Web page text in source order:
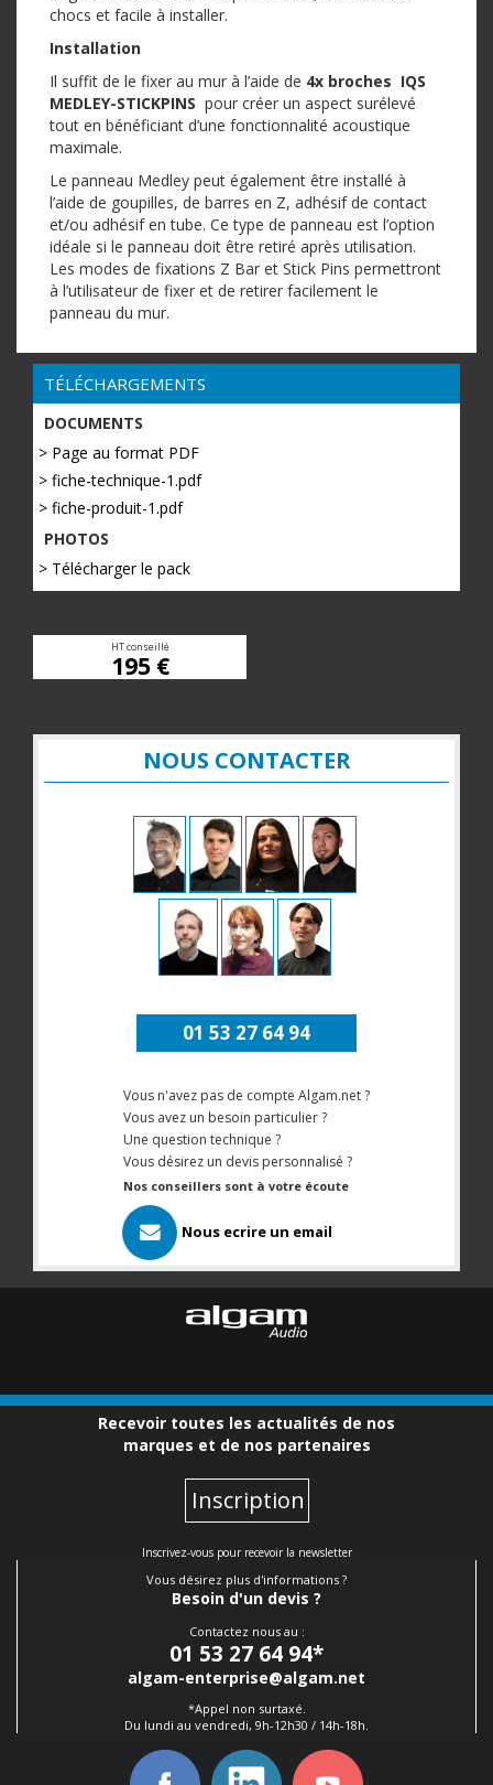
chocs et facile à installer.
Installation
Il suffit de le fixer au mur à l’aide de 4x broches IQS
MEDLEY-STICKPINS pour créer un aspect surélevé
tout en bénéficiant d’une fonctionnalité acoustique
maximale.
Le panneau Medley peut également être installé à
l’aide de goupilles, de barres en Z, adhésif de contact
et/ou adhésif en tube. Ce type de panneau est l’option
idéale si le panneau doit être retiré après utilisation.
Les modes de fixations Z Bar et Stick Pins permettront
à l’utilisateur de fixer et de retirer facilement le
panneau du mur.
TÉLÉCHARGEMENTS
DOCUMENTS
> Page au format PDF
> fiche-technique-1.pdf
> fiche-produit-1.pdf
PHOTOS
> Télécharger le pack
HT conseillé
195 €
NOUS CONTACTER
01 53 27 64 94
Vous n'avez pas de compte Algam.net ?
Vous avez un besoin particulier ?
Une question technique ?
Vous désirez un devis personnalisé ?
Nos conseillers sont à votre écoute
Nous ecrire un email
Recevoir toutes les actualités de nos
marques et de nos partenaires
Inscription
Inscrivez-vous pour recevoir la newsletter
Vous désirez plus d'informations ?
Besoin d'un devis ?
Contactez nous au :
01 53 27 64 94*
algam-enterprise@algam.net
*Appel non surtaxé.
Du lundi au vendredi, 9h-12h30 / 14h-18h.